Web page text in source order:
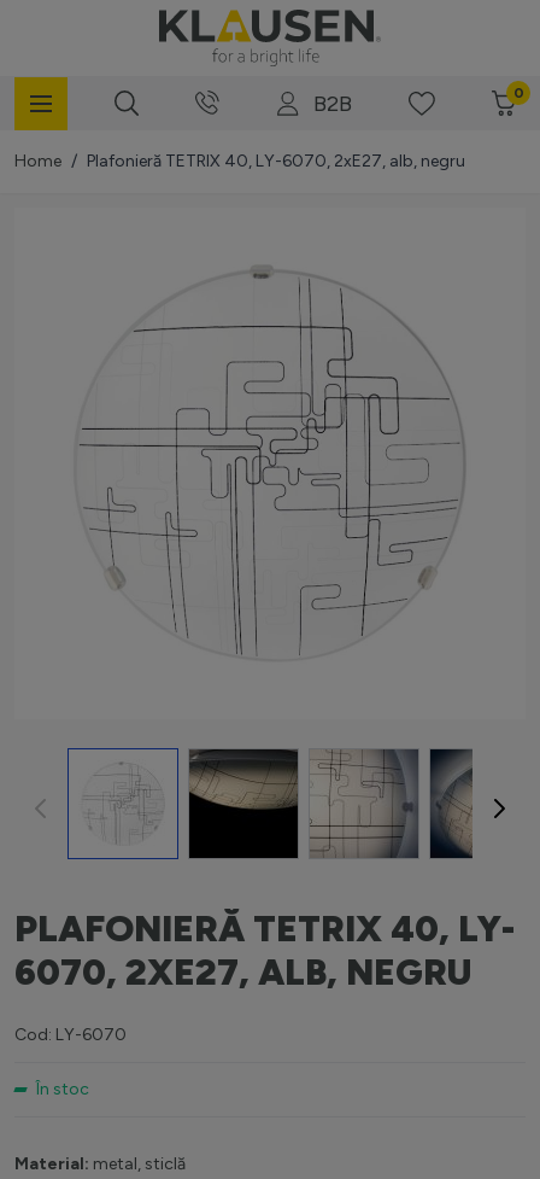
B2B 0
Home / Plafonieră TETRIX 40, LY-6070, 2xE27, alb, negru
View larger imageView larger imageView larger image
PLAFONIERĂ TETRIX 40, LY-
6070, 2XE27, ALB, NEGRU
Cod: LY-6070
În stoc
Material: metal, sticlă